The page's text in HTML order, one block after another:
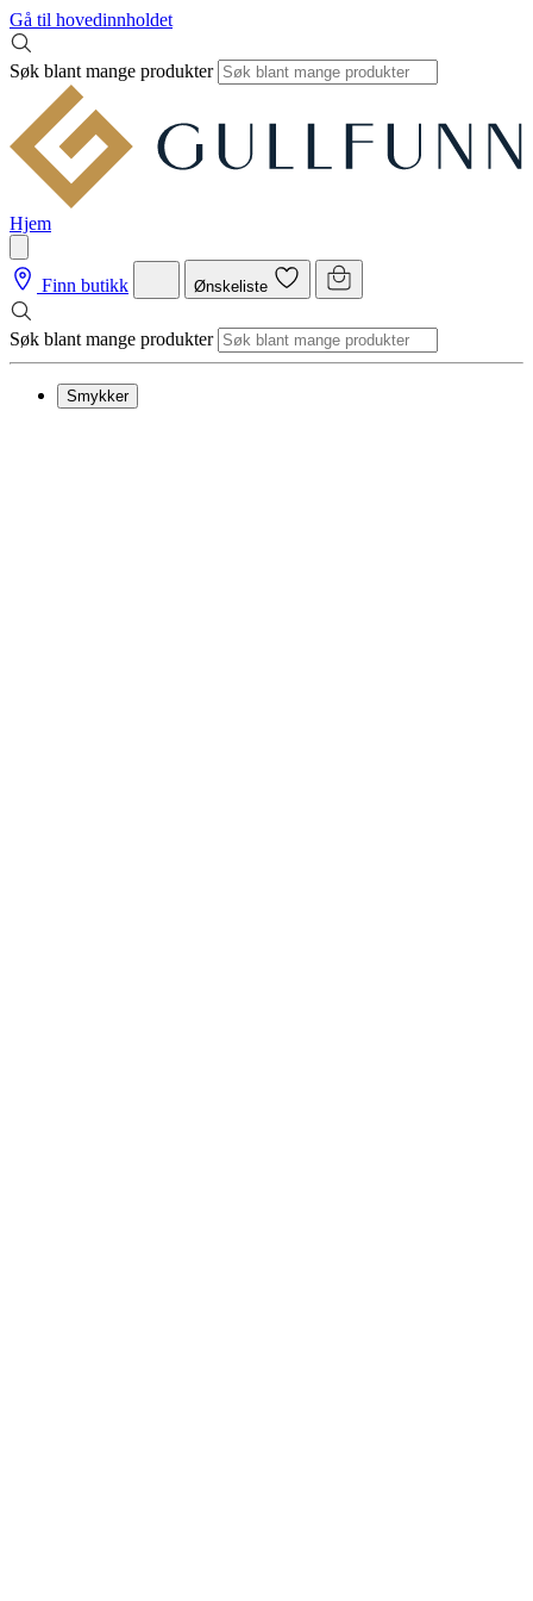
Gå til hovedinnholdet
Søk blant mange produkter
Hjem
Finn butikk Ønskeliste
Søk blant mange produkter
Smykker